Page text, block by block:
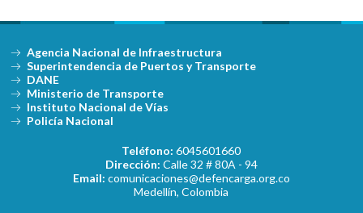
Agencia Nacional de Infraestructura
Superintendencia de Puertos y Transporte
DANE
Ministerio de Transporte
Instituto Nacional de Vías
Policía Nacional
Teléfono: 6045601660
Dirección: Calle 32 # 80A - 94
Email: comunicaciones@defencarga.org.co
Medellín, Colombia